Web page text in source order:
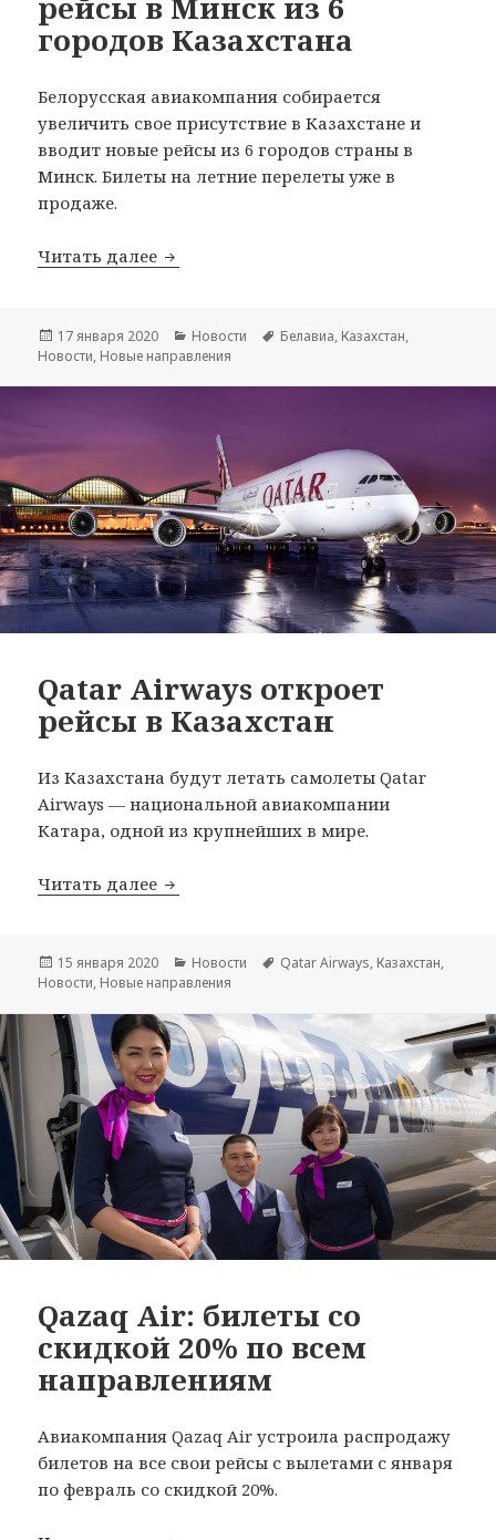
рейсы в Минск из 6
городов Казахстана
Белорусская авиакомпания собирается
увеличить свое присутствие в Казахстане и
вводит новые рейсы из 6 городов страны в
Минск. Билеты на летние перелеты уже в
продаже.
Читать далее Белавиа будет выполнять рейсы в
Опубликовано
17 января 2020 Рубрики
Новости Метки
Белавиа, Казахстан,
Новости, Новые направления
Qatar Airways откроет
рейсы в Казахстан
Из Казахстана будут летать самолеты Qatar
Airways — национальной авиакомпании
Катара, одной из крупнейших в мире.
Читать далее Qatar Airways откроет рейсы в
Опубликовано
15 января 2020 Рубрики
Новости Метки
Qatar Airways, Казахстан,
Новости, Новые направления
Qazaq Air: билеты со
скидкой 20% по всем
направлениям
Авиакомпания Qazaq Air устроила распродажу
билетов на все свои рейсы с вылетами с января
по февраль со скидкой 20%.